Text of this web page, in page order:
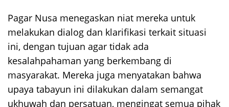
Pagar Nusa menegaskan niat mereka untuk
melakukan dialog dan klarifikasi terkait situasi
ini, dengan tujuan agar tidak ada
kesalahpahaman yang berkembang di
masyarakat. Mereka juga menyatakan bahwa
upaya tabayun ini dilakukan dalam semangat
ukhuwah dan persatuan, mengingat semua pihak